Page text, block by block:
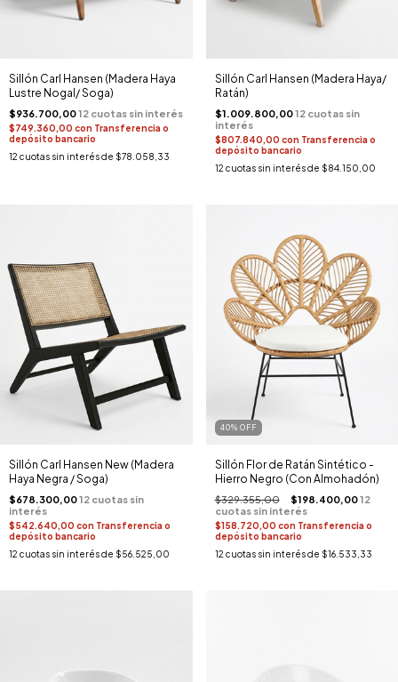
Sillón Carl Hansen (Madera Haya
Lustre Nogal/ Soga)
$936.700,00
$749.360,00 con Transferencia o
depósito bancario
12 cuotas sin interés de $78.058,33
Sillón Carl Hansen (Madera Haya/
Ratán)
$1.009.800,00
$807.840,00 con Transferencia o
depósito bancario
12 cuotas sin interés de $84.150,00
Sillón Carl Hansen New (Madera
Haya Negra / Soga)
$678.300,00
$542.640,00 con Transferencia o
depósito bancario
12 cuotas sin interés de $56.525,00
40% OFF
Sillón Flor de Ratán Sintético -
Hierro Negro (Con Almohadón)
$329.355,00 $198.400,00
$158.720,00 con Transferencia o
depósito bancario
12 cuotas sin interés de $16.533,33